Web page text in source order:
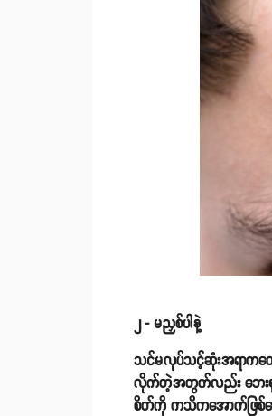
၂ - မညှစ်ပါနဲ့
သင်မလုပ်သင့်ဆုံးအရာကတေ
လိုက်တဲ့အတွက်လည်း ဘေးနား
စိတ်ကို ကသိကအောက်ဖြစ်စေ